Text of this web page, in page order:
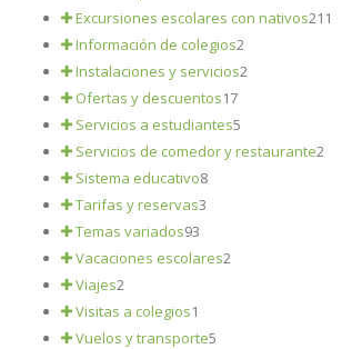
Excursiones escolares con nativos211
Información de colegios2
Instalaciones y servicios2
Ofertas y descuentos17
Servicios a estudiantes5
Servicios de comedor y restaurante2
Sistema educativo8
Tarifas y reservas3
Temas variados93
Vacaciones escolares2
Viajes2
Visitas a colegios1
Vuelos y transporte5